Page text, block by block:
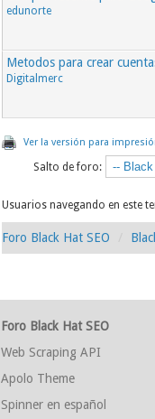
edunorte
Metodos para crear
Digitalmerc
Ver la versión para
Salto de foro:
Usuarios navegando en este
Foro Black Hat SEO
Foro Black Hat SEO
Web Scraping API
Apolo Theme
Spinner en español